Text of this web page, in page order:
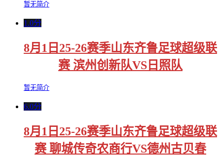
暂无简介
1.0分
8月1日25-26赛季山东齐鲁足球超级联
赛 滨州创新队VS日照队
暂无简介
6.0分
8月1日25-26赛季山东齐鲁足球超级联
赛 聊城传奇农商行VS德州古贝春